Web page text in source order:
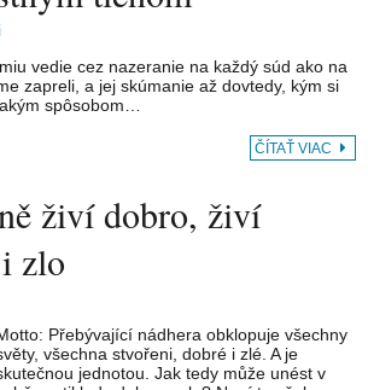
vedie cez nazeranie na každý súd ako na
zapreli, a jej skúmanie až dovtedy, kým si
spôsobom…
ČÍTAŤ VIAC
živí dobro, živí
zlo
Přebývající nádhera obklopuje všechny
všechna stvořeni, dobré i zlé. A je
jednotou. Jak tedy může unést v